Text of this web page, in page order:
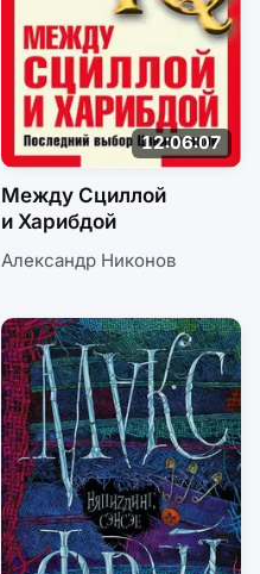
12:06:07
Между Сциллой
и Харибдой
Александр Никонов